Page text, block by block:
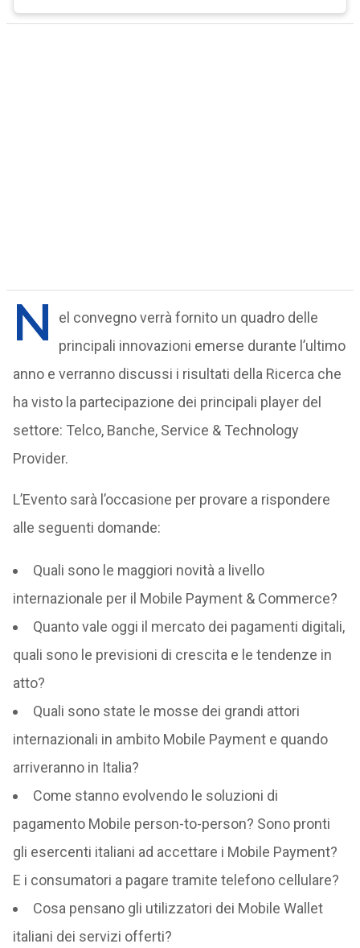
N
el convegno verrà fornito un quadro delle
principali innovazioni emerse durante l’ultimo
anno e verranno discussi i risultati della Ricerca che
ha visto la partecipazione dei principali player del
settore: Telco, Banche, Service & Technology
Provider.
L’Evento sarà l’occasione per provare a rispondere
alle seguenti domande:
Quali sono le maggiori novità a livello
internazionale per il Mobile Payment & Commerce?
Quanto vale oggi il mercato dei pagamenti digitali,
quali sono le previsioni di crescita e le tendenze in
atto?
Quali sono state le mosse dei grandi attori
internazionali in ambito Mobile Payment e quando
arriveranno in Italia?
Come stanno evolvendo le soluzioni di
pagamento Mobile person-to-person? Sono pronti
gli esercenti italiani ad accettare i Mobile Payment?
E i consumatori a pagare tramite telefono cellulare?
Cosa pensano gli utilizzatori dei Mobile Wallet
italiani dei servizi offerti?